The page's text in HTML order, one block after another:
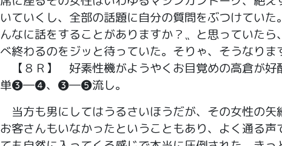
いていくし、全部の話題に自分の質問をぶつけてい
んなに話をすることがありますか？〟と思っていた
べ終わるのをジッと待っていた。そりゃ、そうなりま
【８Ｒ】 好素性機がようやくお目覚めの高倉が
単❸―❹、❸―❺流し。
当方も男にしてはうるさいほうだが、その女性の矢
お客さんもいなかったということもあり、よく通る声